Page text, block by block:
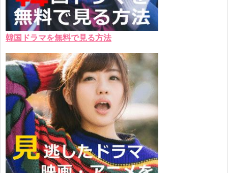
韓国ドラマを無料で見る方法